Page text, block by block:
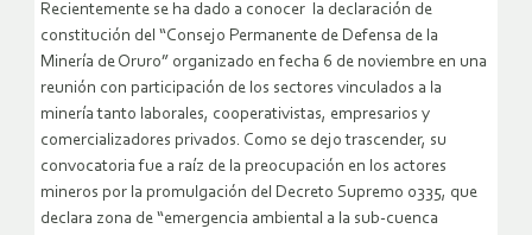
Recientemente se ha dado a conocer la declaración de
constitución del “Consejo Permanente de Defensa de la
Minería de Oruro” organizado en fecha 6 de noviembre en una
reunión con participación de los sectores vinculados a la
minería tanto laborales, cooperativistas, empresarios y
comercializadores privados. Como se dejo trascender, su
convocatoria fue a raíz de la preocupación en los actores
mineros por la promulgación del Decreto Supremo 0335, que
declara zona de “emergencia ambiental a la sub-cuenca